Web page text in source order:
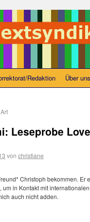
Redaktion Über
Leseprobe
von christiane
Christoph bekommen.
in Kontakt mit
auch nicht adden.